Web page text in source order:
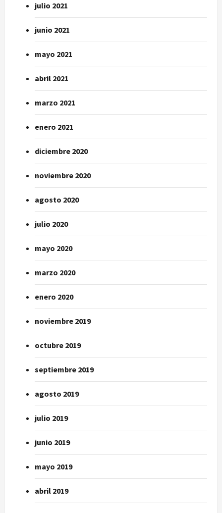
julio 2021
junio 2021
mayo 2021
abril 2021
marzo 2021
enero 2021
diciembre 2020
noviembre 2020
agosto 2020
julio 2020
mayo 2020
marzo 2020
enero 2020
noviembre 2019
octubre 2019
septiembre 2019
agosto 2019
julio 2019
junio 2019
mayo 2019
abril 2019